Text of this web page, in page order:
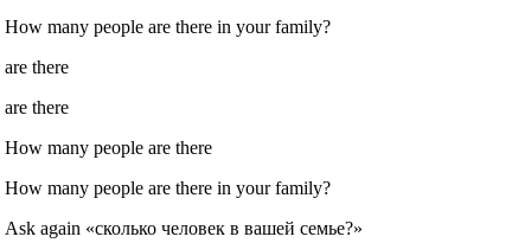
How many people are there in your family?
are there
are there
How many people are there
How many people are there in your family?
Ask again «сколько человек в вашей семье?»